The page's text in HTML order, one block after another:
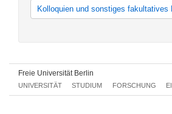
Master Social, Cognitive and
Kernfach Master Public Health
Kolloquien und sonstiges fakultatives
Freie Universität Berlin
UNIVERSITÄT STUDIUM FORSCHUNG